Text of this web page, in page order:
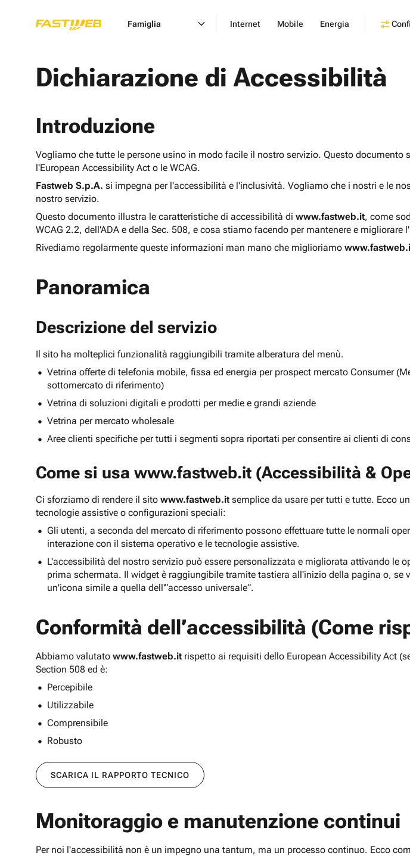
Famiglia Internet Mobile Energia
Dichiarazione di Accessibilità
Introduzione
Vogliamo che tutte le persone usino in modo facile il nostro servizio. Questo
l'European Accessibility Act o le WCAG.
Fastweb S.p.A. si impegna per l'accessibilità e l'inclusività. Vogliamo che i nostri e le
nostro servizio.
Questo documento illustra le caratteristiche di accessibilità di www.fastweb.it, come
WCAG 2.2, dell'ADA e della Sec. 508, e cosa stiamo facendo per mantenere e
Rivediamo regolarmente queste informazioni man mano che miglioriamo
Panoramica
Descrizione del servizio
Il sito ha molteplici funzionalità raggiungibili tramite alberatura del menù.
Vetrina offerte di telefonia mobile, fissa ed energia per prospect mercato Consumer
sottomercato di riferimento)
Vetrina di soluzioni digitali e prodotti per medie e grandi aziende
Vetrina per mercato wholesale
Aree clienti specifiche per tutti i segmenti sopra riportati per consentire ai clienti di
Come si usa www.fastweb.it (Accessibilità &
Ci sforziamo di rendere il sito www.fastweb.it semplice da usare per tutti e tutte. Ecco
tecnologie assistive o configurazioni speciali:
Gli utenti, a seconda del mercato di riferimento possono effettuare tutte le normali
interazione con il sistema operativo e le tecnologie assistive.
L'accessibilità del nostro servizio può essere personalizzata e migliorata attivando
prima schermata. Il widget è raggiungibile tramite tastiera all'inizio della pagina o,
un'icona simile a quella dell'“accesso universale”.
Conformità dell’accessibilità (Come
Abbiamo valutato www.fastweb.it rispetto ai requisiti dello European Accessibility Act
Section 508 ed è:
Percepibile
Utilizzabile
Comprensibile
Robusto
SCARICA IL RAPPORTO TECNICO
Monitoraggio e manutenzione continui
Per noi l'accessibilità non è un impegno una tantum, ma un processo continuo. Ecco